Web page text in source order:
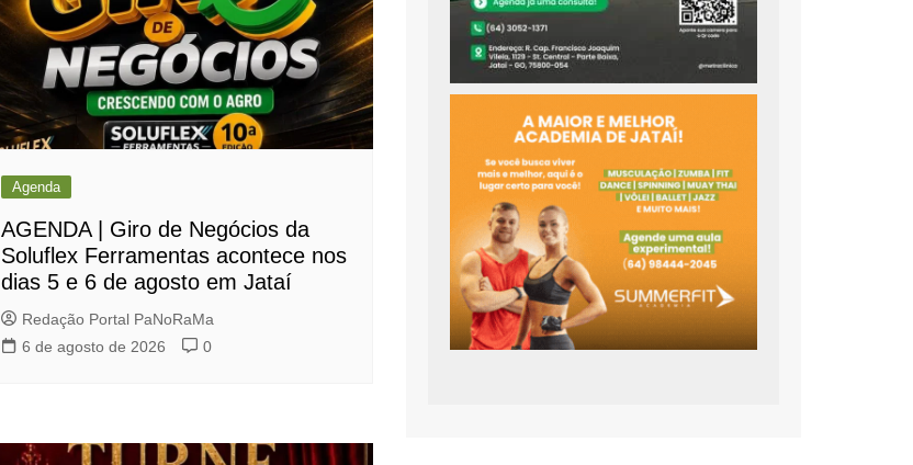
Agenda
AGENDA | Giro de Negócios da
Soluflex Ferramentas acontece nos
dias 5 e 6 de agosto em Jataí
Redação Portal PaNoRaMa
6 de agosto de 2026
0